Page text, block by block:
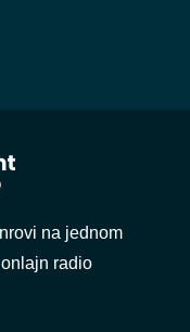
na jednom
radio